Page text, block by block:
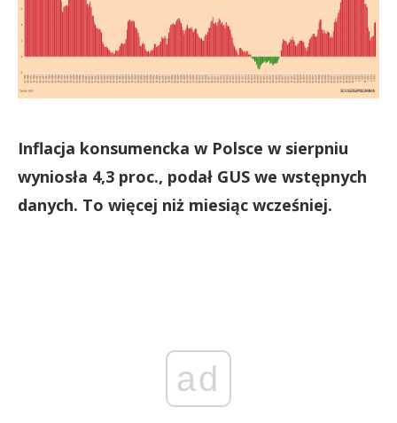
Inflacja konsumencka w Polsce w sierpniu
wyniosła 4,3 proc., podał GUS we wstępnych
danych. To więcej niż miesiąc wcześniej.
ad